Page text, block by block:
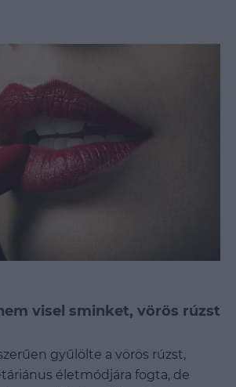
visel sminket, vörös rúzst
gyűlölte a vörös rúzst,
életmódjára fogta, de